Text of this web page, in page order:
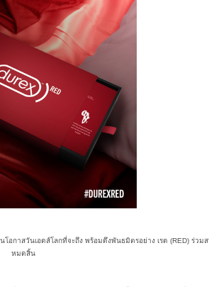
โอกาสวันเอดส์โลกที่จะถึง พร้อมดึงพันธมิตรอย่าง เรด (RED) ร่
หมดสิ้น